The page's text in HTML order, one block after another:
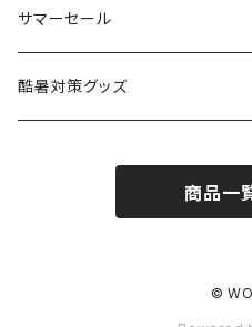
Ballistics
BEDROCK SANDALS
スリーピングギア
クッキングギア
ヘッドライト／ランタン
チェア
燃料ランタン
LEDライト
焚火台／薪ストーブ
焚火台
暖房器具
クッキングギア
ハンドウェア
ヘッドギア
ラジコン
雑貨
アウトレット
サマーセール
酷暑対策グッズ
商品一
©